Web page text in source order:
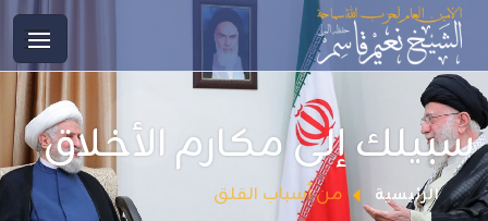
سبيلك إلى مكارم الأخلاق
الرئيسية من أسباب القلق